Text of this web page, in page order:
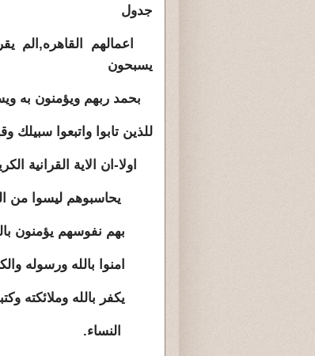
جدول
اعمالهم القاهره,الم
يسبحون
بحمد ربهم ويؤمنون به
للذين تابوا واتبعوا سبيلك وقهم عذاب
اولا-ان الاية القرانية
يحاسبوهم ليسوا من
بهم نفوسهم يؤمنون بالله
امنوا بالله ورسوله
يكفر بالله وملائكته وكتبه
النساء.